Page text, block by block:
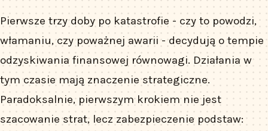
Pierwsze trzy doby po katastrofie - czy to powodzi,
włamaniu, czy poważnej awarii - decydują o tempie
odzyskiwania finansowej równowagi. Działania w
tym czasie mają znaczenie strategiczne.
Paradoksalnie, pierwszym krokiem nie jest
szacowanie strat, lecz zabezpieczenie podstaw: